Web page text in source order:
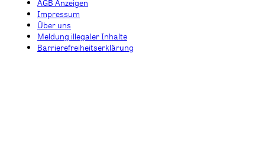
AGB Anzeigen
Impressum
Über uns
Meldung illegaler Inhalte
Barrierefreiheitserklärung